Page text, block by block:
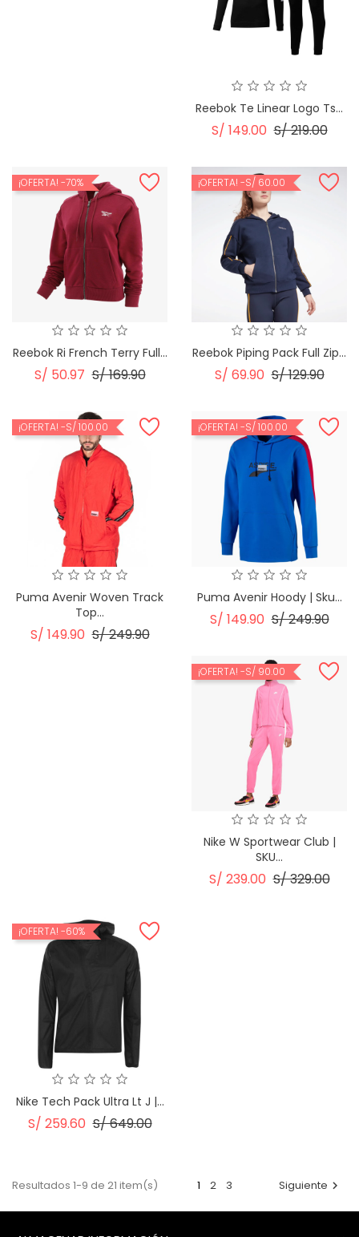
Reebok Te Linear Logo Ts...
S/ 149.00 Precio
S/ 219.00
¡OFERTA! -70%
Reebok Ri French Terry Full...
S/ 50.97 Precio
S/ 169.90Precio
¡OFERTA! -S/ 60.00
Reebok Piping Pack Full Zip...
S/ 69.90 Precio
S/ 129.90
¡OFERTA! -S/ 100.00
Puma Avenir Woven Track
Top...
S/ 149.90 Precio
S/ 249.90Precio
¡OFERTA! -S/ 100.00
Puma Avenir Hoody | Sku...
S/ 149.90 Precio
S/ 249.90
¡OFERTA! -S/ 90.00
Nike W Sportwear Club |
SKU...
S/ 239.00 Precio
S/ 329.00
¡OFERTA! -60%
Nike Tech Pack Ultra Lt J |...
S/ 259.60 Precio
S/ 649.00Precio
Resultados 1-9 de 21 item(s) 1 2 3 Siguiente 